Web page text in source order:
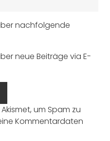
nachfolgende
neue Beiträge via E-
um Spam zu
Kommentardaten